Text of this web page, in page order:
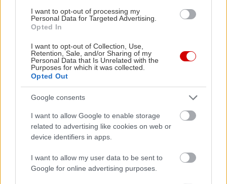
I want to opt-out of processing my
Personal Data for Targeted Advertising.
Opted In
I want to opt-out of Collection, Use,
Retention, Sale, and/or Sharing of my
Personal Data that Is Unrelated with the
Purposes for which it was collected.
Opted Out
Google consents
I want to allow Google to enable storage
related to advertising like cookies on web or
device identifiers in apps.
I want to allow my user data to be sent to
Google for online advertising purposes.
PODCASTS
«Εγώ είμαι η ανάπηρη, αυτοί είναι οι μ***ες» –
Η Maria Rolls χωρίς φίλτρο
Περδίκι